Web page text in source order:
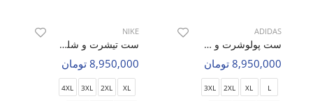
ADIDAS
ست پولوشرت و شلوار ورزشی مردانه آدیداس Adidas Hyper Pulse M
8,950,000 تومان
L
XL
2XL
3XL
NIKE
ست تیشرت و شلوارک ورزشی مردانه نایک Nike Aero Peak M
8,950,000 تومان
XL
2XL
3XL
4XL